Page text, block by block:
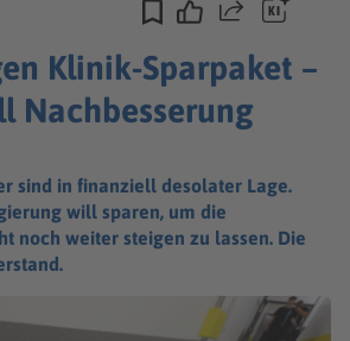
Teilen
Klinik-Sparpaket –
Nachbesserung
sind in finanziell desolater Lage.
will sparen, um die
noch weiter steigen zu lassen. Die